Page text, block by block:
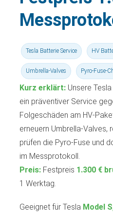
Tesla Batterie Service HV
Umbrella-Valves Pyro-Fuse-
Kurz erklärt: Unsere
ein präventiver Service
Folgeschäden am HV-
erneuern Umbrella-Valves,
prüfen die Pyro-Fuse und
im Messprotokoll.
Preis: Festpreis 1.300 €
1 Werktag.
Geeignet für Tesla Model